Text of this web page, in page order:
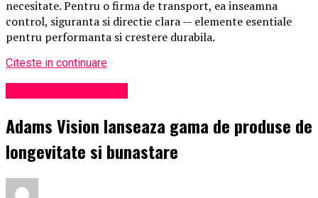
necesitate. Pentru o firma de transport, ea inseamna
control, siguranta si directie clara — elemente esentiale
pentru performanta si crestere durabila.
Citeste in continuare
Adams Vision lanseaza gama de produse de
longevitate si bunastare